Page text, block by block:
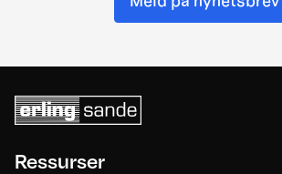
Ressurser